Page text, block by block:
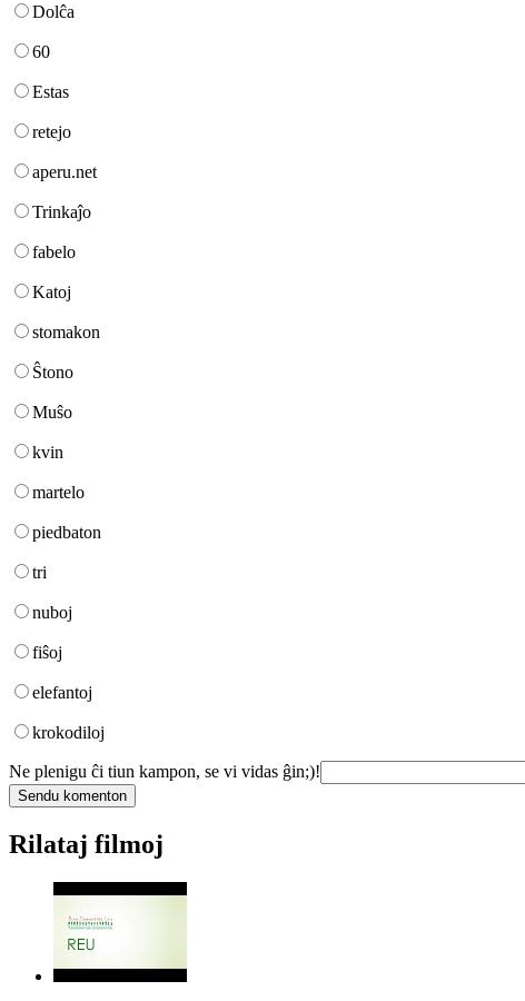
Dolĉa
60
Estas
retejo
aperu.net
Trinkaĵo
fabelo
Katoj
stomakon
Ŝtono
Muŝo
kvin
martelo
piedbaton
tri
nuboj
fiŝoj
elefantoj
krokodiloj
Ne plenigu ĉi tiun kampon, se vi vidas ĝin;)!
Rilataj filmoj